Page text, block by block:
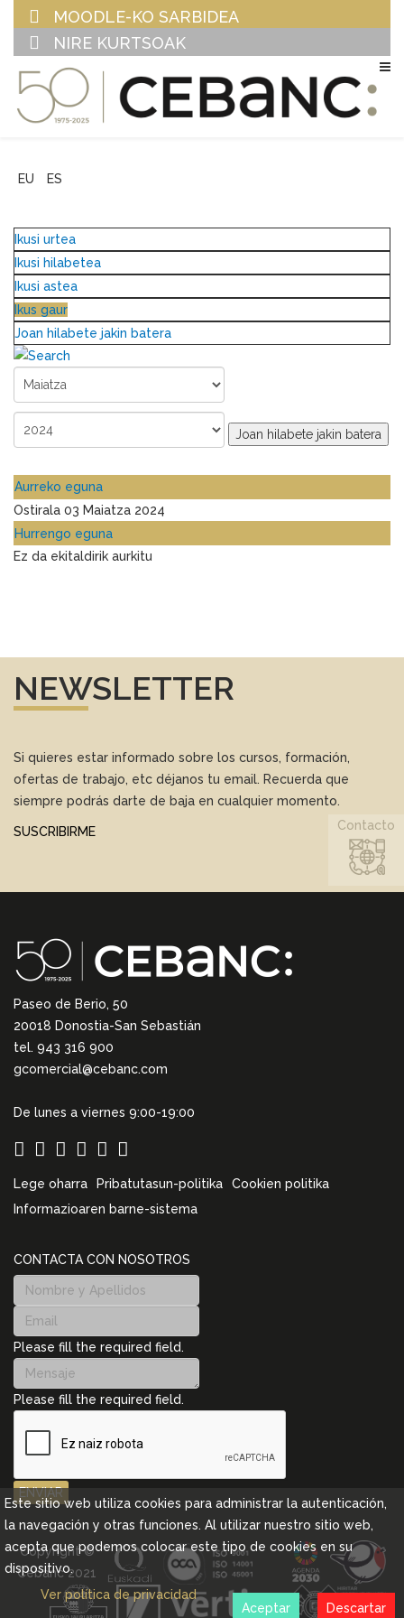
MOODLE-KO SARBIDEA
NIRE KURTSOAK
EU ES
Ikusi urtea
Ikusi hilabetea
Ikusi astea
Ikus gaur
Joan hilabete jakin batera
Joan hilabete jakin batera
Aurreko eguna
Ostirala 03 Maiatza 2024
Hurrengo eguna
Ez da ekitaldirik aurkitu
NEWSLETTER
Si quieres estar informado sobre los cursos, formación,
ofertas de trabajo, etc déjanos tu email. Recuerda que
siempre podrás darte de baja en cualquier momento.
SUSCRIBIRME
Paseo de Berio, 50
20018 Donostia-San Sebastián
tel. 943 316 900
gcomercial@cebanc.com
De lunes a viernes 9:00-19:00
Lege oharra Pribatutasun-politika
Cookien politika
Informazioaren barne-sistema
CONTACTA CON NOSOTROS
Please fill the required field.
Please fill the required field.
ENVIAR
Contacto
Copyright ©
Cebanc 2021
Este sitio web utiliza cookies para administrar la autenticación,
la navegación y otras funciones. Al utilizar nuestro sitio web,
acepta que podemos colocar este tipo de cookies en su
dispositivo.
Ver política de privacidad
Descartar
Aceptar